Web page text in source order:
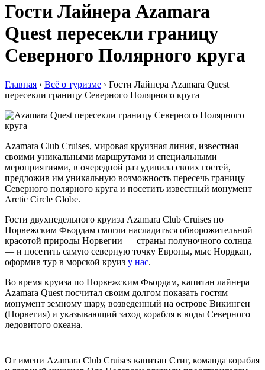
Гости Лайнера Azamara
Quest пересекли границу
Северного Полярного круга
Главная › Всё о туризме › Гости Лайнера Azamara Quest
пересекли границу Северного Полярного круга
Azamara Club Cruises, мировая круизная линия, известная
своими уникальными маршрутами и специальными
мероприятиями, в очередной раз удивила своих гостей,
предложив им уникальную возможность пересечь границу
Северного полярного круга и посетить известный монумент
Arctic Circle Globe.
Гости двухнедельного круиза Azamara Club Cruises по
Норвежским Фьордам смогли насладиться обворожительной
красотой природы Норвегии — страны полуночного солнца
— и посетить самую северную точку Европы, мыс Нордкап,
оформив тур в морской круиз у нас.
Во время круиза по Норвежским Фьордам, капитан лайнера
Azamara Quest посчитал своим долгом показать гостям
монумент земному шару, возведенный на острове Викинген
(Норвегия) и указывающий заход корабля в воды Северного
ледовитого океана.
От имени Azamara Club Cruises капитан Стиг, команда корабля